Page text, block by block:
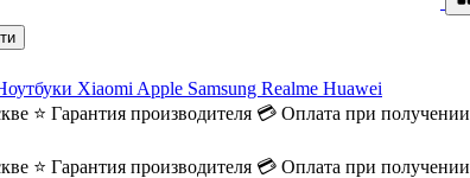
Xiaomi Apple Samsung Realme Huawei
⭐ Гарантия производителя 💳 Оплата при получении
⭐ Гарантия производителя 💳 Оплата при получении